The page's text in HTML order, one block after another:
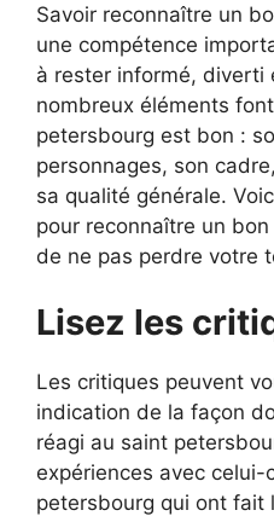
Savoir reconnaître un
une compétence
à rester informé, diverti
nombreux éléments font
petersbourg est bon :
personnages, son
sa qualité générale.
pour reconnaître un
de ne pas perdre votre
Lisez les
Les critiques peuvent
indication de la façon
réagi au saint
expériences avec
petersbourg qui ont fait